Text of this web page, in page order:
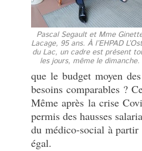
Pascal Segault et Mme
Lacage, 95 ans. À l’EHPAD
du Lac, un cadre est présent
les jours, même le dimanche.
que le budget moyen
besoins comparables ?
Même après la crise
permis des hausses
du médico-social à
égal.